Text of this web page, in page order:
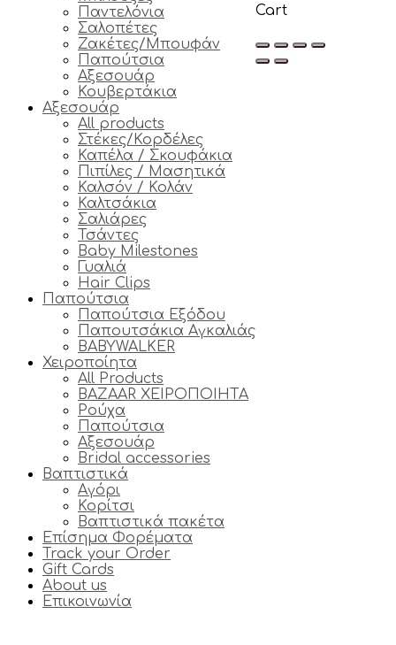
Παντελόνια
Σαλοπέτες
Ζακέτες/Μπουφάν
Παπούτσια
Αξεσουάρ
Κουβερτάκια
Αξεσουάρ
All products
Στέκες/Κορδέλες
Καπέλα / Σκουφάκια
Πιπίλες / Μασητικά
Καλσόν / Κολάν
Καλτσάκια
Σαλιάρες
Τσάντες
Baby Milestones
Γυαλιά
Hair Clips
Παπούτσια
Παπούτσια Εξόδου
Παπουτσάκια Αγκαλιάς
BABYWALKER
Χειροποίητα
All Products
BAZAAR ΧΕΙΡΟΠΟΙΗΤΑ
Ρούχα
Παπούτσια
Αξεσουάρ
Bridal accessories
Βαπτιστικά
Αγόρι
Κορίτσι
Βαπτιστικά πακέτα
Επίσημα Φορέματα
Track your Order
Gift Cards
About us
Επικοινωνία
Cart